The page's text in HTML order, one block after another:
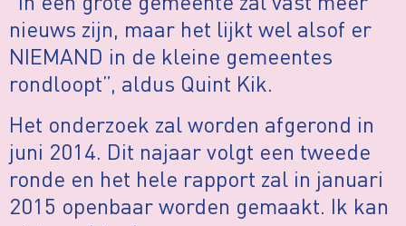
nieuws zijn, maar het lijkt wel alsof er
NIEMAND in de kleine gemeentes
rondloopt”, aldus Quint Kik.
Het onderzoek zal worden afgerond in
juni 2014. Dit najaar volgt een tweede
ronde en het hele rapport zal in januari
2015 openbaar worden gemaakt. Ik kan